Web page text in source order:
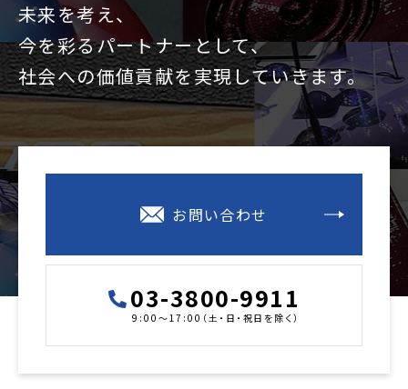
未来を考え、
今を彩るパートナーとして、
社会への価値貢献を実現していきます。
お問い合わせ
03-3800-9911
9:00～17:00（土・日・祝日を除く）